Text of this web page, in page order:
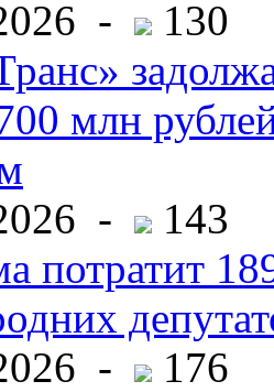
-
130
млн
-
143
потратит
-
176